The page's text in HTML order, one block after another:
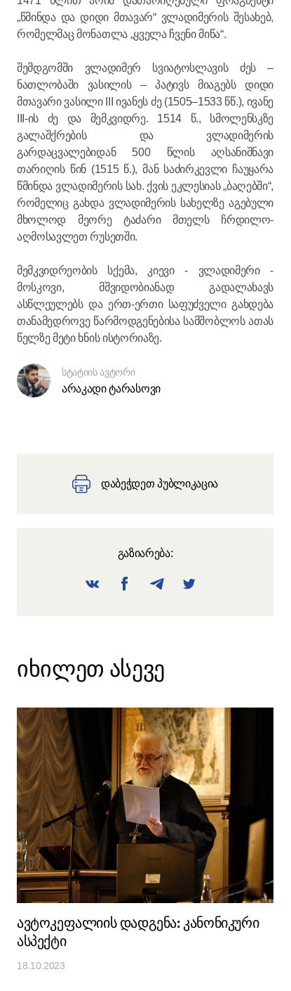
„წმინდა და დიდი მთავარ“ ვლადიმერის შესახებ,
რომელმაც მონათლა „ყველა ჩვენი მიწა“.
შემდგომში ვლადიმერ სვიატოსლავის ძეს –
ნათლობაში ვასილის – პატივს მიაგებს დიდი
მთავარი ვასილი III ივანეს ძე (1505–1533 წწ.), ივანე
III-ის ძე და მემკვიდრე. 1514 წ., სმოლენსკზე
გალაშქრების და ვლადიმერის
გარდაცვალებიდან 500 წლის აღსანიშნავი
თარიღის წინ (1515 წ.), მან საძირკევლი ჩაუყარა
წმინდა ვლადიმერის სახ. ქვის ეკლესიას „ბაღებში“,
რომელიც გახდა ვლადიმერის სახელზე აგებული
მხოლოდ მეორე ტაძარი მთელს ჩრდილო-
აღმოსავლეთ რუსეთში.
მემკვიდრეობის სქემა, კიევი - ვლადიმერი -
მოსკოვი, მშვიდობიანად გადალახავს
ასწლეულებს და ერთ-ერთი საფუძველი გახდება
თანამედროვე წარმოდგენებისა სამშობლოს ათას
წელზე მეტი ხნის ისტორიაზე.
სტატიის ავტორი
არაკადი ტარასოვი
დაბეჭდეთ პუბლიკაცია
გაზიარება:
იხილეთ ასევე
ავტოკეფალიის დადგენა: კანონიკური
ასპექტი
18.10.2023